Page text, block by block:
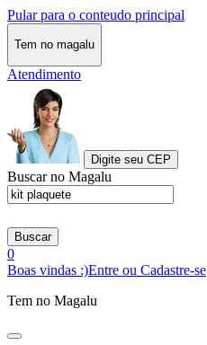
Pular para o conteudo principal
Tem no magalu
Atendimento
Digite seu CEP
Buscar no Magalu
Buscar
0
Boas vindas :)Entre ou Cadastre-se
Tem no Magalu